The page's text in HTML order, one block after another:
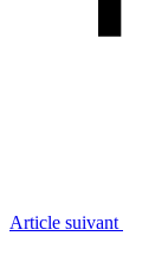
Article suivant